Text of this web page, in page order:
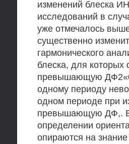
изменений блеска
исследований в
уже отмечалось
существенно
гармонического
блеска, для которых
превышающую
одному периоду
одном периоде при
превышающую ДФ,.
определении
опираются на